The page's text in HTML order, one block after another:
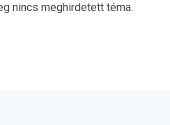
nincs meghirdetett téma.